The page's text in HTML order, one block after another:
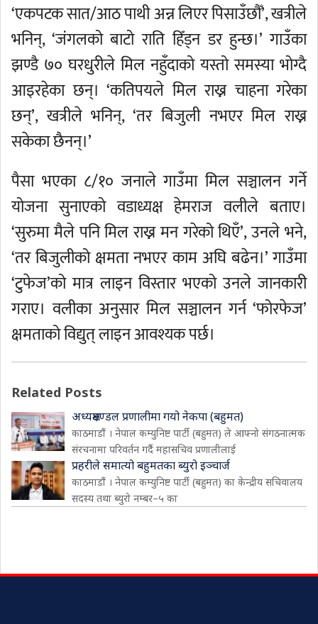
‘एकपटक सात/आठ पाथी अन्न लिएर पिसाउँछौँ’, खत्रीले
भनिन्, ‘जंगलको बाटो राति हिँड्न डर हुन्छ।’ गाउँका
झण्डै ७० घरधुरीले मिल नहुँदाको यस्तो समस्या भोग्दै
आइरहेका छन्। ‘कतिपयले मिल राख्न चाहना गरेका
छन्’, खत्रीले भनिन्, ‘तर बिजुली नभएर मिल राख्न
सकेका छैनन्।’
पैसा भएका ८/१० जनाले गाउँमा मिल सञ्चालन गर्ने
योजना सुनाएको वडाध्यक्ष हेमराज वलीले बताए।
‘सुरुमा मैले पनि मिल राख्न मन गरेको थिएँ’, उनले भने,
‘तर बिजुलीको क्षमता नभएर काम अघि बढेन।’ गाउँमा
‘टुफेज’को मात्र लाइन विस्तार भएको उनले जानकारी
गराए। वलीका अनुसार मिल सञ्चालन गर्न ‘फोरफेज’
क्षमताको विद्युत् लाइन आवश्यक पर्छ।
Related Posts
अध्यक्षमण्डल प्रणालीमा गयो नेकपा (बहुमत)
काठमाडौं । नेपाल कम्युनिष्ट पार्टी (बहुमत) ले आफ्नो संगठनात्मक
संरचनामा परिवर्तन गर्दै महासचिव प्रणालीलाई
प्रहरीले समात्यो बहुमतका ब्युरो इञ्चार्ज
काठमाडौं । नेपाल कम्युनिष्ट पार्टी (बहुमत) का केन्द्रीय सचिवालय
सदस्य तथा ब्युरो नम्बर–५ का